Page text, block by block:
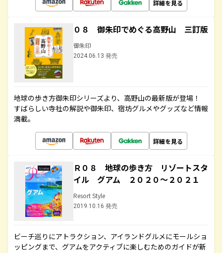
詳細を見る
０８ 御朱印でめぐる高野山 三訂版
御朱印
2024.06.13 発売
地球の歩き方御朱印シリーズより、高野山の最新版が登場！
すばらしい寺社の解説や御朱印、宿坊グルメやグッズなど情報
満載。
詳細を見る
Ｒ０８ 地球の歩き方 リゾートスタ
イル グアム ２０２０～２０２１
Resort Style
2019.10.16 発売
ビーチ巡りにアトラクション、アイランドグルメにモールショ
ッピングまで、グアムをアクティブに楽しむためのガイドが新